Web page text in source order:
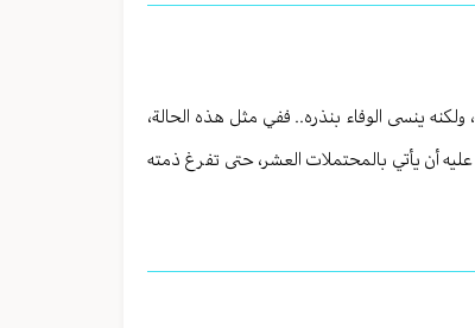
ينسى الوفاء بنذره.. ففي مثل هذه الحالة،
عليه أن يأتي بالمحتملات العشر، حتى تفرغ ذمته